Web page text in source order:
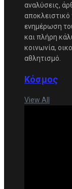
αναλύσεις,
αποκλειστικό
ενημέρωση
και πλήρη
κοινωνία,
αθλητισμό.
Κόσμος
View All